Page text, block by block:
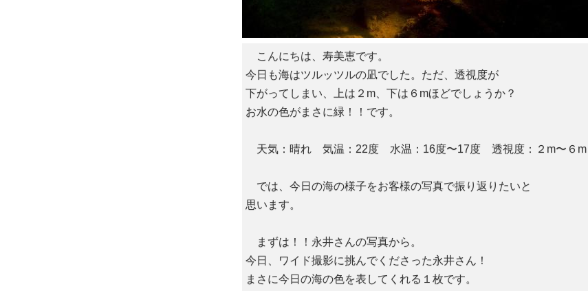
こんにちは、寿美恵です。
今日も海はツルッツルの凪でした。ただ、透視度が
下がってしまい、上は２m、下は６mほどでしょうか？
お水の色がまさに緑！！です。
天気：晴れ 気温：22度 水温：16度〜17度 透視度：２m〜６m
では、今日の海の様子をお客様の写真で振り返りたいと
思います。
まずは！！永井さんの写真から。
今日、ワイド撮影に挑んでくださった永井さん！
まさに今日の海の色を表してくれる１枚です。